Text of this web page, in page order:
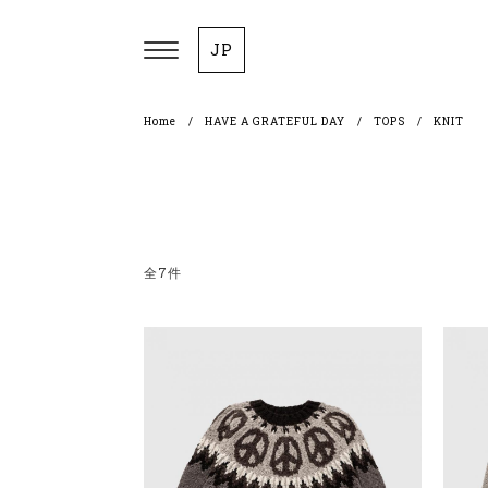
JP
Home HAVE A GRATEFUL DAY TOPS KNIT
全7件